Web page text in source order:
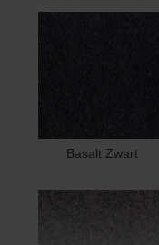
Basalt Zwart